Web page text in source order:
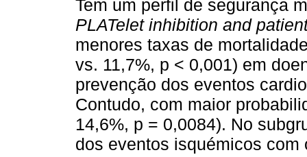
Tem um perﬁl de segurança
PLATelet inhibition and
menores taxas de
vs. 11,7%, p < 0,001) em
prevenção dos eventos
Contudo, com maior
14,6%, p = 0,0084). No
dos eventos isquémicos